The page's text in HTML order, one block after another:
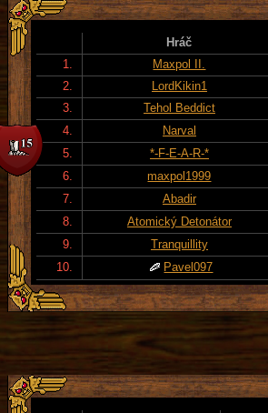
Hráč
1.
Maxpol II.
2.
LordKikin1
3.
Tehol Beddict
4.
Narval
5.
*-F-E-A-R-*
6.
maxpol1999
7.
Abadir
8.
Atomický Detonátor
9.
Tranquillity
10.
Pavel097